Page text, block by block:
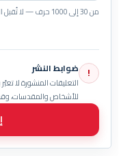
من 30 إلى 1000 حرف — لا تُقبل الروابط أو أكواد HTML.
! ضوابط النشر
التعليقات المنشورة لا
للأشخاص والمقدسات،